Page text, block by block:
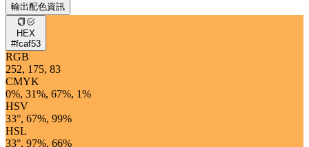
輸出配色資訊
HEX
#fcaf53
RGB
252, 175, 83
CMYK
0%, 31%, 67%, 1%
HSV
33°, 67%, 99%
HSL
33°, 97%, 66%